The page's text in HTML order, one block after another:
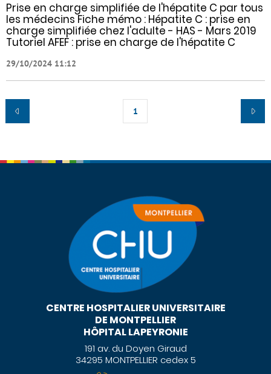
Prise en charge simplifiée de l'hépatite C par tous
les médecins Fiche mémo : Hépatite C : prise en
charge simplifiée chez l'adulte - HAS - Mars 2019
Tutoriel AFEF : prise en charge de l'hépatite C
29/10/2024 11:12
1
CENTRE HOSPITALIER UNIVERSITAIRE
DE MONTPELLIER
HÔPITAL LAPEYRONIE
191 av. du Doyen Giraud
34295 MONTPELLIER cedex 5